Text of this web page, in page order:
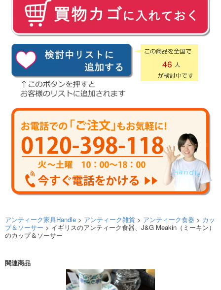
46
アンティーク家具Handle > アンティーク雑貨 > アンティーク食器 > カッ
プ＆ソーサー > イギリスのアンティーク食器、J&G Meakin（ミーキン）
のカップ＆ソーサー
関連商品